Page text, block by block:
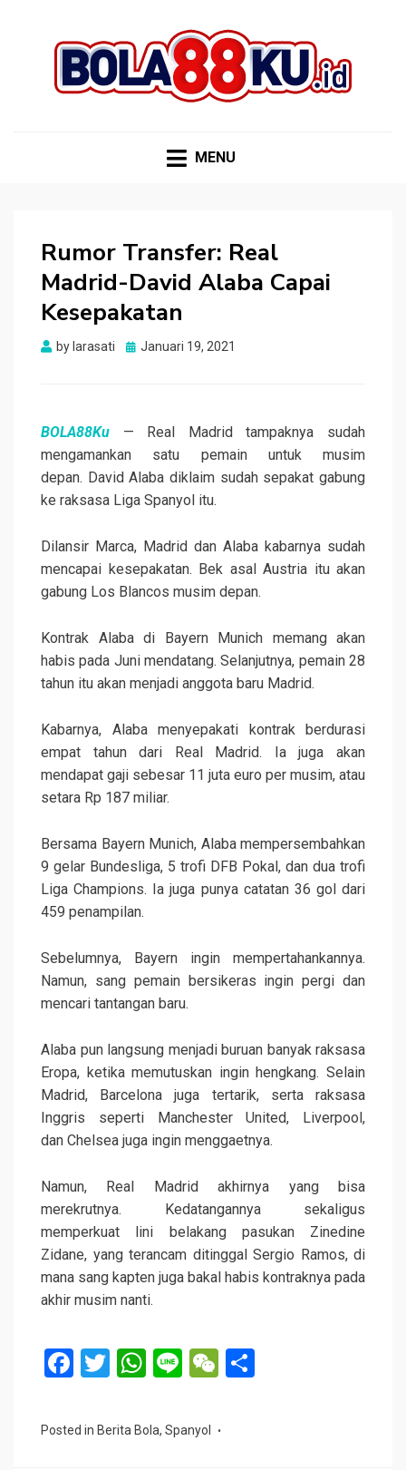
MENU
Rumor Transfer: Real
Madrid-David Alaba Capai
Kesepakatan
by larasati
Posted
Januari 19, 2021
BOLA88Ku — Real Madrid tampaknya sudah
mengamankan satu pemain untuk musim
depan. David Alaba diklaim sudah sepakat gabung
ke raksasa Liga Spanyol itu.
Dilansir Marca, Madrid dan Alaba kabarnya sudah
mencapai kesepakatan. Bek asal Austria itu akan
gabung Los Blancos musim depan.
Kontrak Alaba di Bayern Munich memang akan
habis pada Juni mendatang. Selanjutnya, pemain 28
tahun itu akan menjadi anggota baru Madrid.
Kabarnya, Alaba menyepakati kontrak berdurasi
empat tahun dari Real Madrid. Ia juga akan
mendapat gaji sebesar 11 juta euro per musim, atau
setara Rp 187 miliar.
Bersama Bayern Munich, Alaba mempersembahkan
9 gelar Bundesliga, 5 trofi DFB Pokal, dan dua trofi
Liga Champions. Ia juga punya catatan 36 gol dari
459 penampilan.
Sebelumnya, Bayern ingin mempertahankannya.
Namun, sang pemain bersikeras ingin pergi dan
mencari tantangan baru.
Alaba pun langsung menjadi buruan banyak raksasa
Eropa, ketika memutuskan ingin hengkang. Selain
Madrid, Barcelona juga tertarik, serta raksasa
Inggris seperti Manchester United, Liverpool,
dan Chelsea juga ingin menggaetnya.
Namun, Real Madrid akhirnya yang bisa
merekrutnya. Kedatangannya sekaligus
memperkuat lini belakang pasukan Zinedine
Zidane, yang terancam ditinggal Sergio Ramos, di
mana sang kapten juga bakal habis kontraknya pada
akhir musim nanti.
F
ce
T
tt
W
at
Li
e
W
C
Posted in Berita Bola, Spanyol